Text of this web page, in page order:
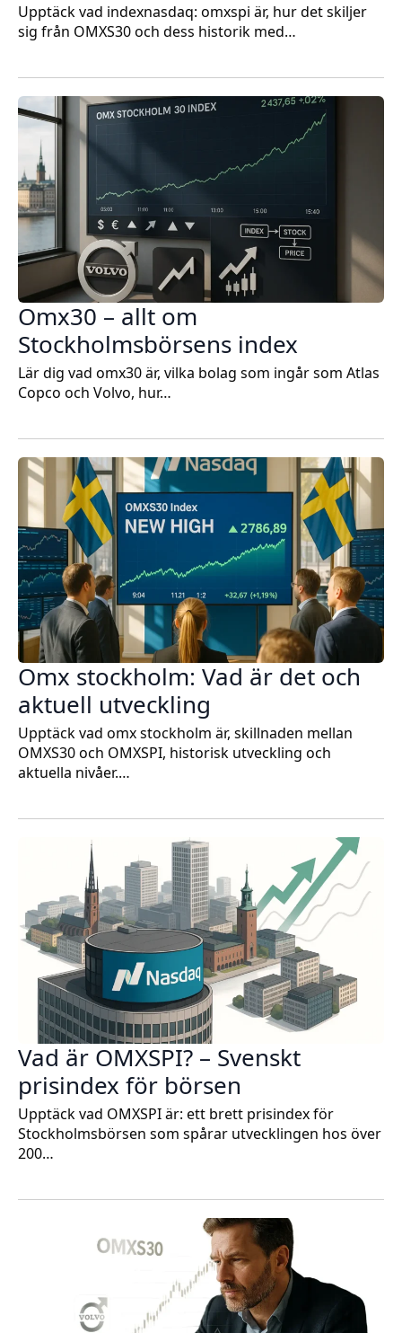
Upptäck vad indexnasdaq: omxspi är, hur det skiljer
sig från OMXS30 och dess historik med…
Omx30 – allt om
Stockholmsbörsens index
Lär dig vad omx30 är, vilka bolag som ingår som Atlas
Copco och Volvo, hur…
Omx stockholm: Vad är det och
aktuell utveckling
Upptäck vad omx stockholm är, skillnaden mellan
OMXS30 och OMXSPI, historisk utveckling och
aktuella nivåer.…
Vad är OMXSPI? – Svenskt
prisindex för börsen
Upptäck vad OMXSPI är: ett brett prisindex för
Stockholmsbörsen som spårar utvecklingen hos över
200…